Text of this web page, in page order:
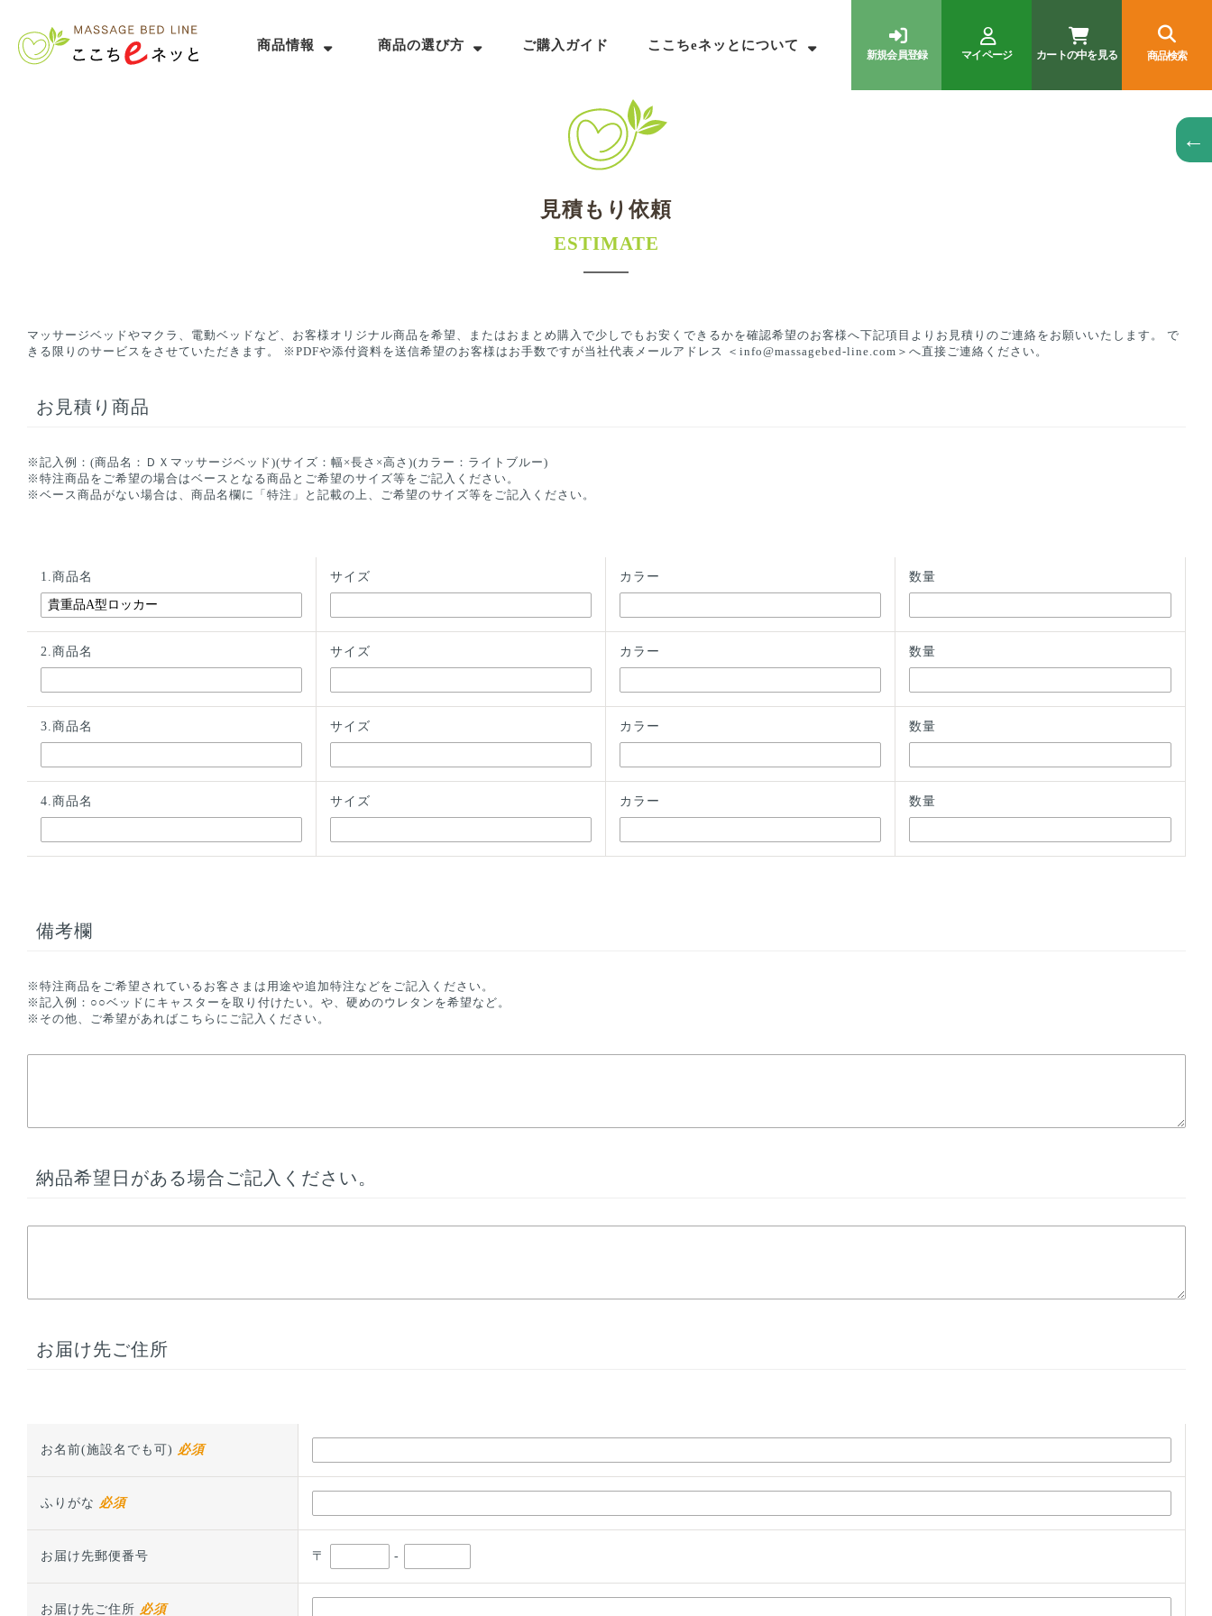
商品情報 商品の選び方 ご購入ガイド ここちeネッとについて
新規会員登録 マイページ カートの中を見る 商品検索
見積もり依頼
ESTIMATE
←
マッサージベッドやマクラ、電動ベッドなど、お客様オリジナル商品を希望、またはおまとめ購入で少しでもお安くできるかを確認希望のお客様へ下記項目よりお見積りのご連絡をお願いいたします。 で
きる限りのサービスをさせていただきます。 ※PDFや添付資料を送信希望のお客様はお手数ですが当社代表メールアドレス ＜info@massagebed-line.com＞へ直接ご連絡ください。
お見積り商品
※記入例：(商品名：ＤＸマッサージベッド)(サイズ：幅×長さ×高さ)(カラー：ライトブルー)
※特注商品をご希望の場合はベースとなる商品とご希望のサイズ等をご記入ください。
※ベース商品がない場合は、商品名欄に「特注」と記載の上、ご希望のサイズ等をご記入ください。
1.商品名 サイズ カラー 数量
2.商品名 サイズ カラー 数量
3.商品名 サイズ カラー 数量
4.商品名 サイズ カラー 数量
備考欄
※特注商品をご希望されているお客さまは用途や追加特注などをご記入ください。
※記入例：○○ベッドにキャスターを取り付けたい。や、硬めのウレタンを希望など。
※その他、ご希望があればこちらにご記入ください。
納品希望日がある場合ご記入ください。
お届け先ご住所
お名前(施設名でも可) 必須
ふりがな 必須
お届け先郵便番号 〒 -
お届け先ご住所 必須